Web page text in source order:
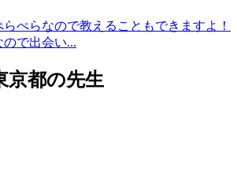
ぺらなので教えることもできますよ！
ので出会い...
京都の先生